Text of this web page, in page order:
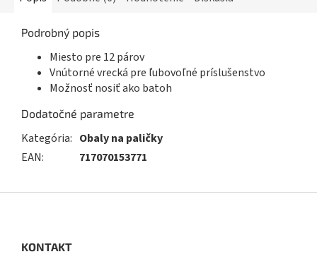
Podrobný popis
Miesto pre 12 párov
Vnútorné vrecká pre ľubovoľné príslušenstvo
Možnosť nosiť ako batoh
Dodatočné parametre
Kategória: Obaly na paličky
EAN: 717070153771
KONTAKT